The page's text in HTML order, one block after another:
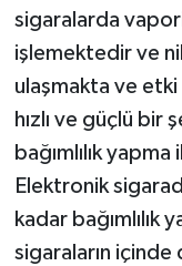
sigaralarda
işlemektedir ve
ulaşmakta ve
hızlı ve güçlü bir
bağımlılık
Elektronik
kadar
sigaraların içinde